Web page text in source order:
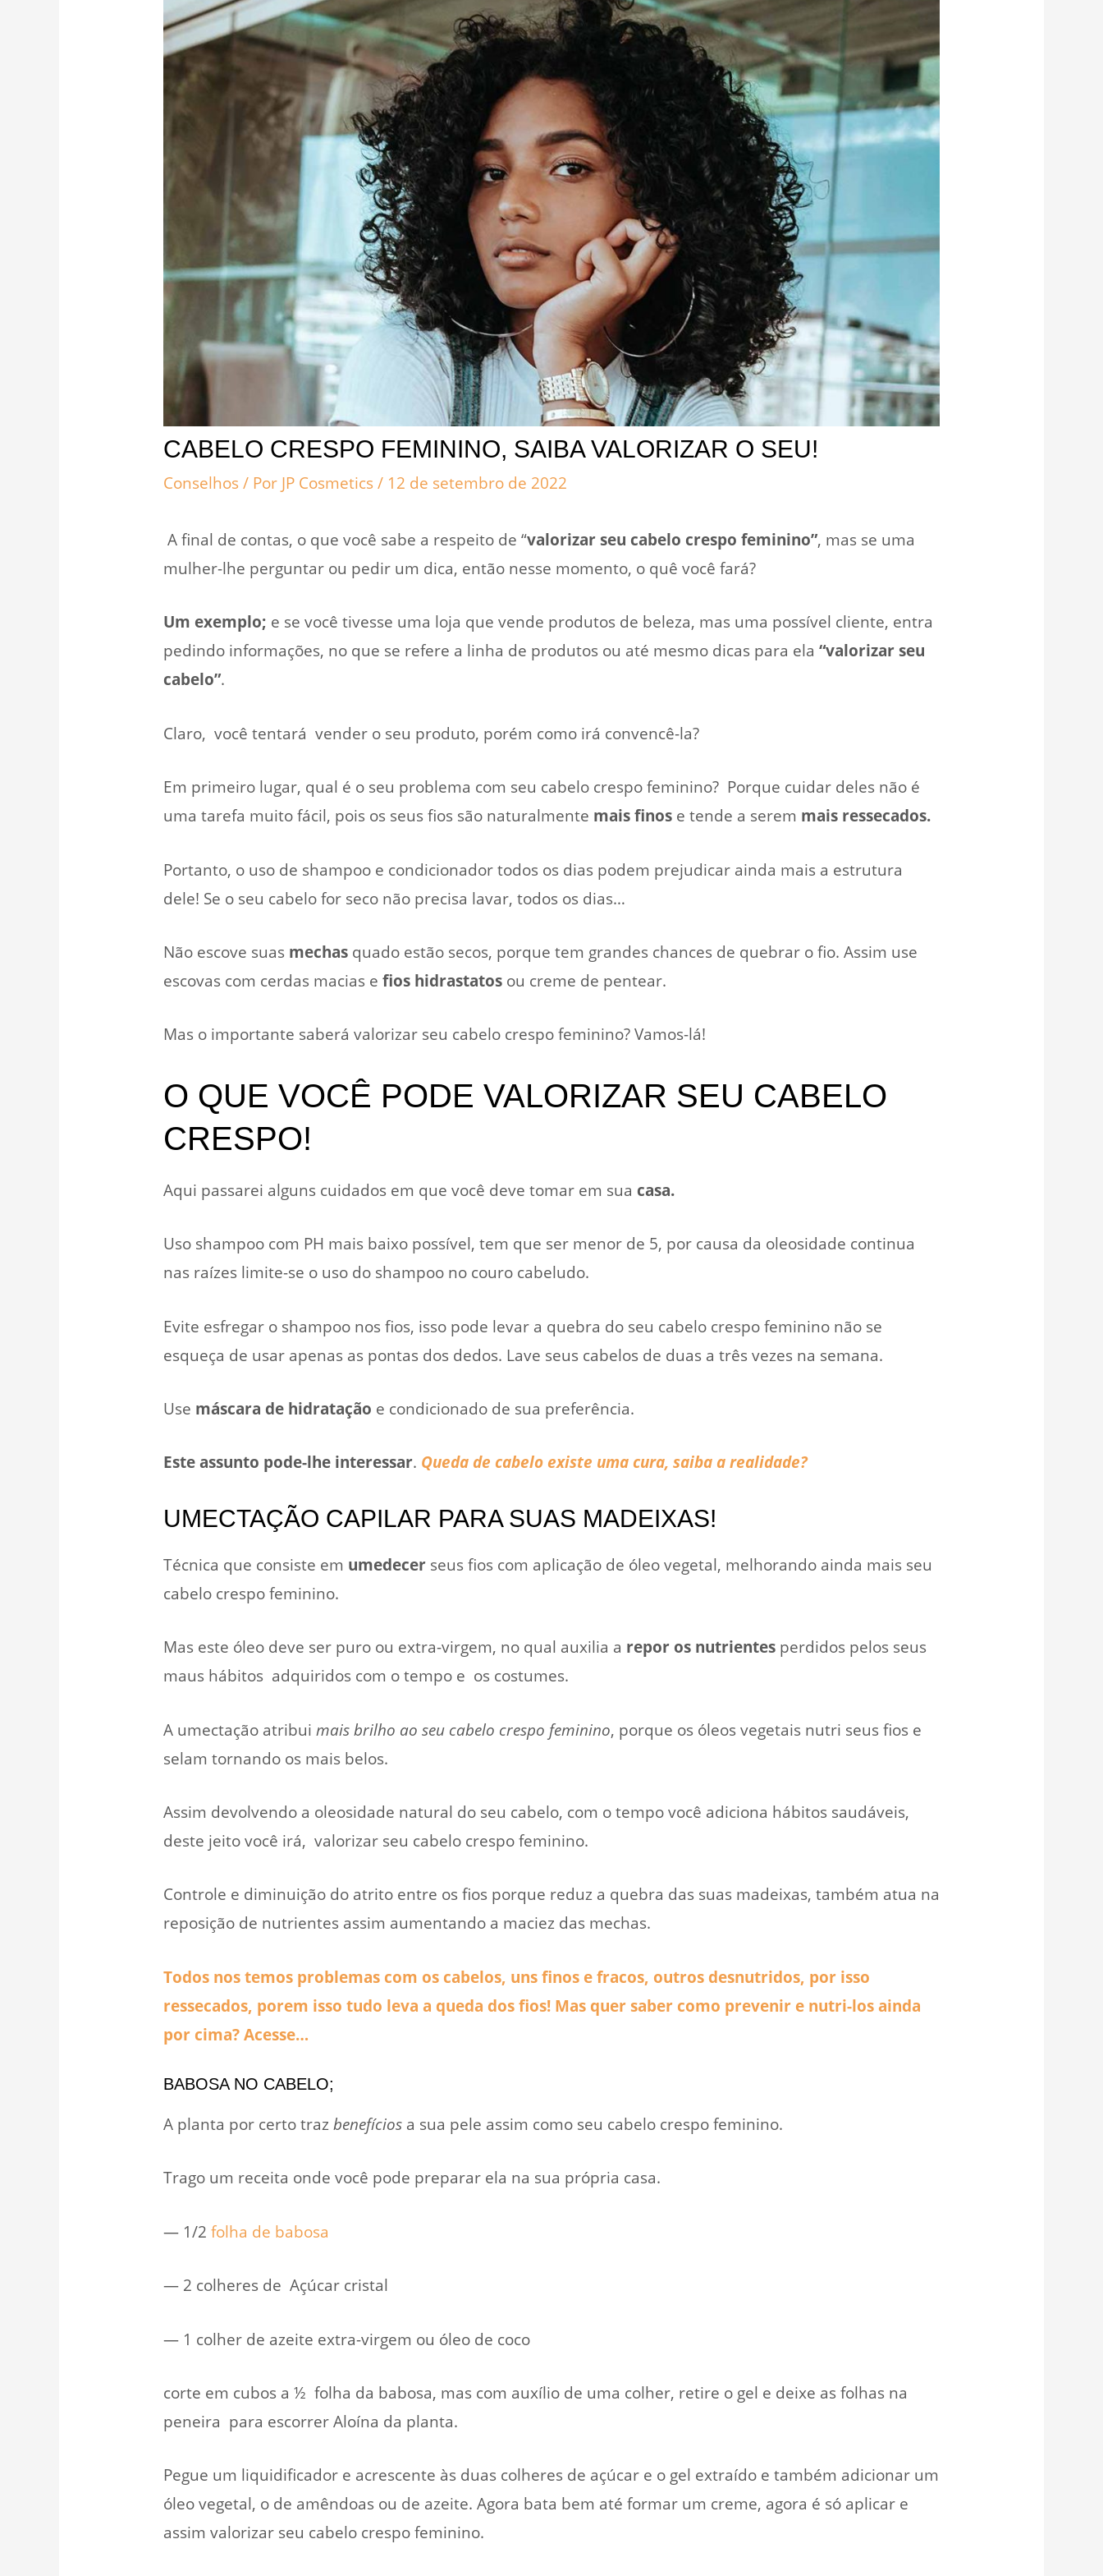
CABELO CRESPO FEMININO, SAIBA VALORIZAR O SEU!
Conselhos/ Por JP Cosmetics/ 12 de setembro de 2022
A final de contas, o que você sabe a respeito de “valorizar seu cabelo crespo feminino”, mas se uma
mulher-lhe perguntar ou pedir um dica, então nesse momento, o quê você fará?
Um exemplo; e se você tivesse uma loja que vende produtos de beleza, mas uma possível cliente, entra
pedindo informações, no que se refere a linha de produtos ou até mesmo dicas para ela “valorizar seu
cabelo”.
Claro, você tentará vender o seu produto, porém como irá convencê-la?
Em primeiro lugar, qual é o seu problema com seu cabelo crespo feminino? Porque cuidar deles não é
uma tarefa muito fácil, pois os seus fios são naturalmente mais finose tende a serem mais ressecados.
Portanto, o uso de shampoo e condicionador todos os dias podem prejudicar ainda mais a estrutura
dele! Se o seu cabelo for seco não precisa lavar, todos os dias…
Não escove suas mechasquado estão secos, porque tem grandes chances de quebrar o fio. Assim use
escovas com cerdas macias e fios hidrastatosou creme de pentear.
Mas o importante saberá valorizar seu cabelo crespo feminino? Vamos-lá!
O QUE VOCÊ PODE VALORIZAR SEU CABELO
CRESPO!
Aqui passarei alguns cuidados em que você deve tomar em sua casa.
Uso shampoo com PH mais baixo possível, tem que ser menor de 5, por causa da oleosidade continua
nas raízes limite-se o uso do shampoo no couro cabeludo.
Evite esfregar o shampoo nos fios, isso pode levar a quebra do seu cabelo crespo feminino não se
esqueça de usar apenas as pontas dos dedos. Lave seus cabelos de duas a três vezes na semana.
Use máscara de hidratação e condicionado de sua preferência.
Este assunto pode-lhe interessar. Queda de cabelo existe uma cura, saiba a realidade?
UMECTAÇÃO CAPILAR PARA SUAS MADEIXAS!
Técnica que consiste em umedecerseus fios com aplicação de óleo vegetal, melhorando ainda mais seu
cabelo crespo feminino.
Mas este óleo deve ser puro ou extra-virgem, no qual auxilia a repor os nutrientesperdidos pelos seus
maus hábitos adquiridos com o tempo e os costumes.
A umectação atribui mais brilho ao seu cabelo crespo feminino, porque os óleos vegetais nutri seus fios e
selam tornando os mais belos.
Assim devolvendo a oleosidade natural do seu cabelo, com o tempo você adiciona hábitos saudáveis,
deste jeito você irá, valorizar seu cabelo crespo feminino.
Controle e diminuição do atrito entre os fios porque reduz a quebra das suas madeixas, também atua na
reposição de nutrientes assim aumentando a maciez das mechas.
Todos nos temos problemas com os cabelos, uns finos e fracos, outros desnutridos, por isso
ressecados, porem isso tudo leva a queda dos fios! Mas quer saber como prevenir e nutri-los ainda
por cima? Acesse…
BABOSA NO CABELO;
A planta por certo traz benefíciosa sua pele assim como seu cabelo crespo feminino.
Trago um receita onde você pode preparar ela na sua própria casa.
— 1/2 folha de babosa
— 2 colheres de Açúcar cristal
— 1 colher de azeite extra-virgem ou óleo de coco
corte em cubos a ½ folha da babosa, mas com auxílio de uma colher, retire o gel e deixe as folhas na
peneira para escorrer Aloína da planta.
Pegue um liquidificador e acrescente às duas colheres de açúcar e o gel extraído e também adicionar um
óleo vegetal, o de amêndoas ou de azeite. Agora bata bem até formar um creme, agora é só aplicar e
assim valorizar seu cabelo crespo feminino.